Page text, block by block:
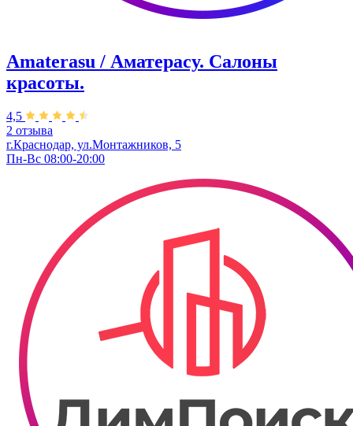
Amaterasu / Аматерасу. Салоны
красоты.
4,5
2 отзыва
г.Краснодар, ул.Монтажников, 5
Пн-Вс 08:00-20:00